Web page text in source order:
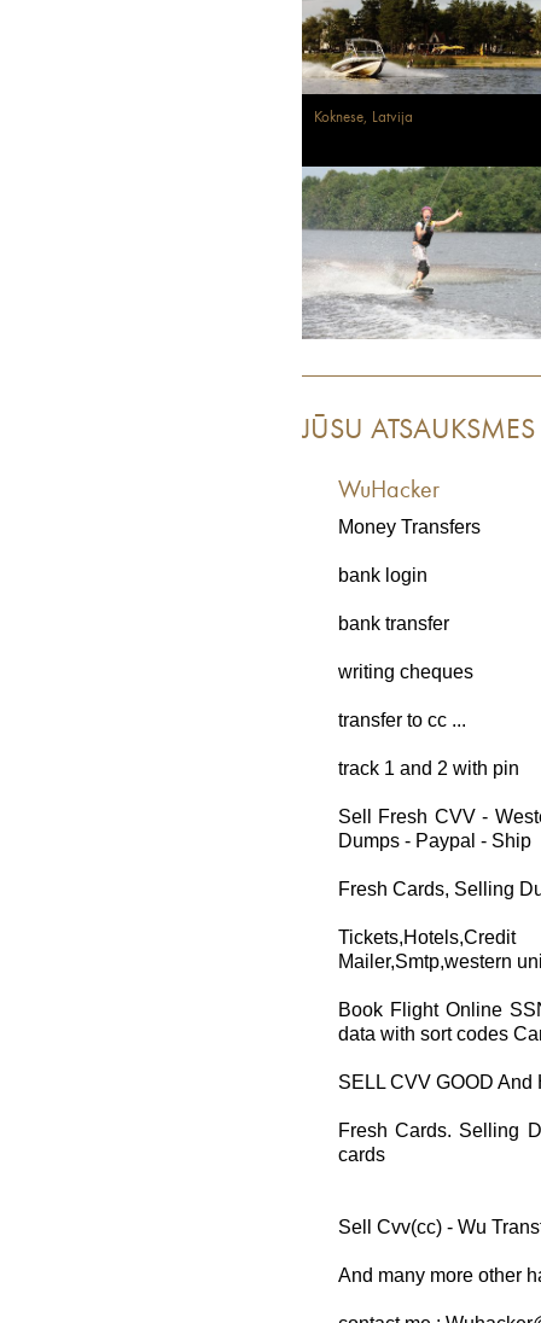
Koknese, Latvija
JŪSU ATSAUKSMES
WuHacker
Money Transfers
bank login
bank transfer
writing cheques
transfer to cc ...
track 1 and 2 with pin
Sell Fresh CVV -
Dumps - Paypal - Ship
Fresh Cards, Selling
Mailer,Smtp,western
Book Flight Online
data with sort codes
SELL CVV GOOD
Fresh Cards. Selling
cards
Sell Cvv(cc) - Wu
And many more other